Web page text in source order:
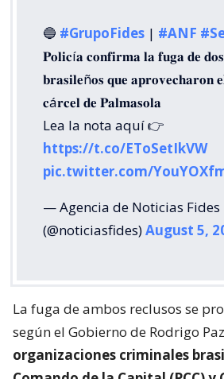
🔵 #GrupoFides | #ANF
𝐏𝐨𝐥𝐢𝐜í𝐚 𝐜𝐨𝐧𝐟𝐢𝐫𝐦𝐚 𝐥𝐚 𝐟𝐮𝐠𝐚 𝐝𝐞
𝐛𝐫𝐚𝐬𝐢𝐥𝐞ñ𝐨𝐬 𝐪𝐮𝐞 𝐚𝐩𝐫𝐨𝐯𝐞𝐜𝐡𝐚𝐫𝐨𝐧
𝐜á𝐫𝐜𝐞𝐥 𝐝𝐞 𝐏𝐚𝐥𝐦𝐚𝐬𝐨𝐥𝐚
Lea la nota aquí 👉
https://t.co/EToSetIkVW
pic.twitter.com/
— Agencia de Noticias Fides
(@noticiasfides)August 5,
La fuga de ambos reclusos se
según el Gobierno de Rodrigo Paz
organizaciones criminales